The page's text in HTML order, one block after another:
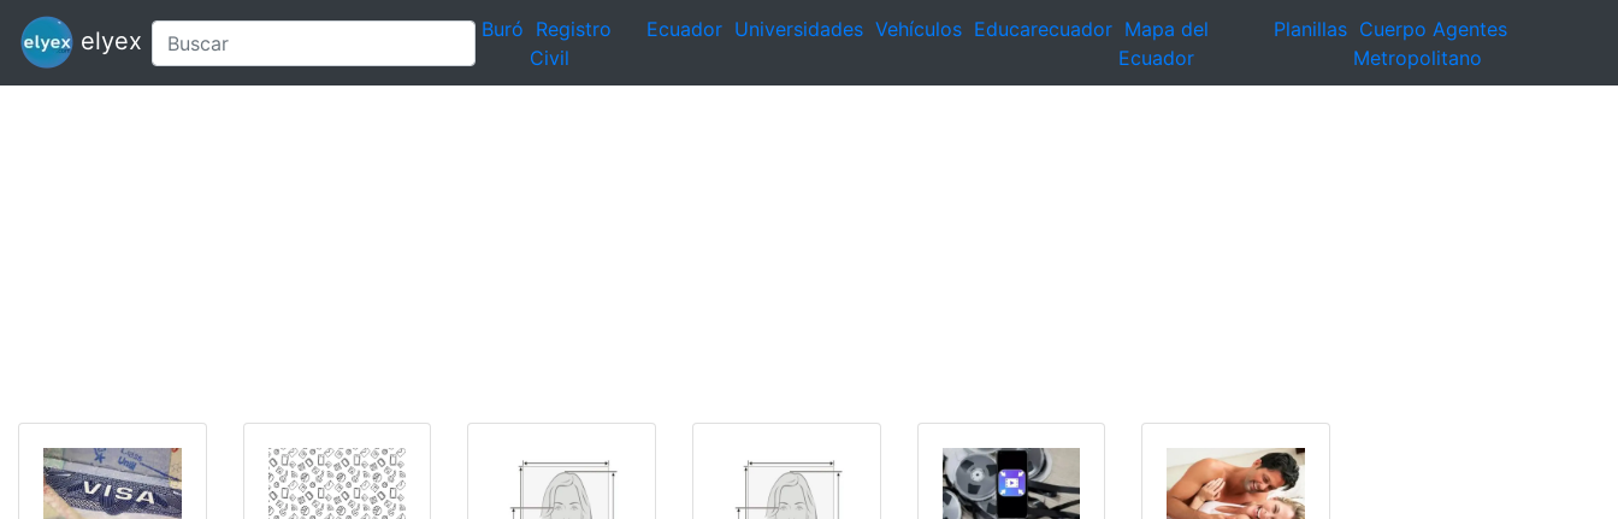
elyex Buró Registro
Civil
Ecuador Universidades Vehículos Educarecuador Mapa del
Ecuador
Planillas Cuerpo Agentes
Metropolitano